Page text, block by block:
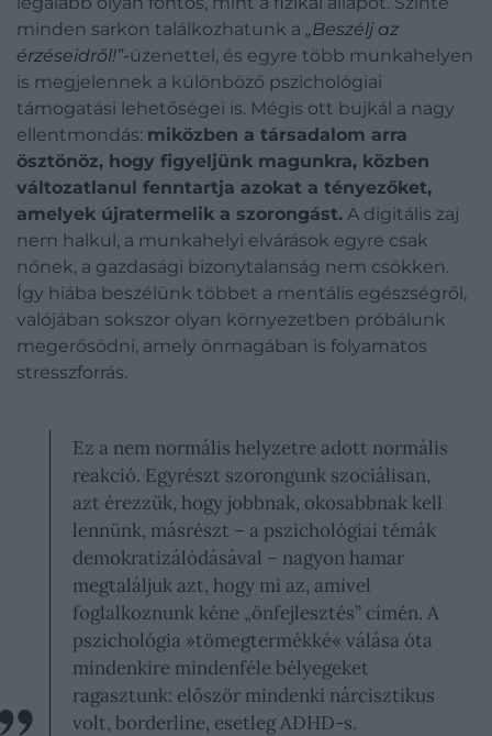
minden sarkon találkozhatunk a „Beszélj az
érzéseidről!”-üzenettel, és egyre több munkahelyen
is megjelennek a különböző pszichológiai
támogatási lehetőségei is. Mégis ott bujkál a nagy
ellentmondás: miközben a társadalom arra
ösztönöz, hogy figyeljünk magunkra, közben
változatlanul fenntartja azokat a tényezőket,
amelyek újratermelik a szorongást. A digitális zaj
nem halkul, a munkahelyi elvárások egyre csak
nőnek, a gazdasági bizonytalanság nem csökken.
Így hiába beszélünk többet a mentális egészségről,
valójában sokszor olyan környezetben próbálunk
megerősödni, amely önmagában is folyamatos
stresszforrás.
Ez a nem normális helyzetre adott normális
reakció. Egyrészt szorongunk szociálisan,
azt érezzük, hogy jobbnak, okosabbnak kell
lennünk, másrészt – a pszichológiai témák
demokratizálódásával – nagyon hamar
megtaláljuk azt, hogy mi az, amivel
foglalkoznunk kéne „önfejlesztés” címén. A
pszichológia »tömegtermékké« válása óta
mindenkire mindenféle bélyegeket
ragasztunk: először mindenki nárcisztikus
volt, borderline, esetleg ADHD-s.